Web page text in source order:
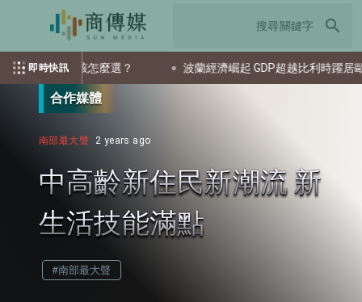
search
即時快訊
所長，該怎麼選？ 波蘭經濟崛起 GDP超越比利時躍居歐盟第
合作媒體
南部最大聲 2 years ago
中高齡新住民新潮流 新
生活技能滿點
#南部最大聲